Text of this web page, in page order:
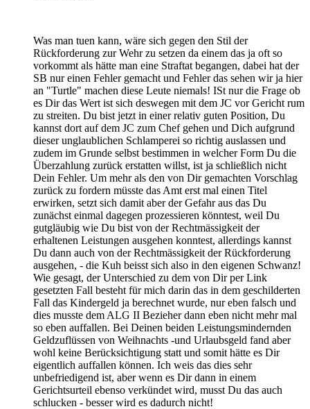
Was man tuen kann, wäre sich gegen den Stil der
Rückforderung zur Wehr zu setzen da einem das ja oft so
vorkommt als hätte man eine Straftat begangen, dabei hat der
SB nur einen Fehler gemacht und Fehler das sehen wir ja hier
an "Turtle" machen diese Leute niemals! ISt nur die Frage ob
es Dir das Wert ist sich deswegen mit dem JC vor Gericht rum
zu streiten. Du bist jetzt in einer relativ guten Position, Du
kannst dort auf dem JC zum Chef gehen und Dich aufgrund
dieser unglaublichen Schlamperei so richtig auslassen und
zudem im Grunde selbst bestimmen in welcher Form Du die
Überzahlung zurück erstatten willst, ist ja schließlich nicht
Dein Fehler. Um mehr als den von Dir gemachten Vorschlag
zurück zu fordern müsste das Amt erst mal einen Titel
erwirken, setzt sich damit aber der Gefahr aus das Du
zunächst einmal dagegen prozessieren könntest, weil Du
gutgläubig wie Du bist von der Rechtmässigkeit der
erhaltenen Leistungen ausgehen konntest, allerdings kannst
Du dann auch von der Rechtmässigkeit der Rückforderung
ausgehen, - die Kuh beisst sich also in den eigenen Schwanz!
Wie gesagt, der Unterschied zu dem von Dir per Link
gesetzten Fall besteht für mich darin das in dem geschilderten
Fall das Kindergeld ja berechnet wurde, nur eben falsch und
dies musste dem ALG II Bezieher dann eben nicht mehr mal
so eben auffallen. Bei Deinen beiden Leistungsmindernden
Geldzuflüssen von Weihnachts -und Urlaubsgeld fand aber
wohl keine Berücksichtigung statt und somit hätte es Dir
eigentlich auffallen können. Ich weis das dies sehr
unbefriedigend ist, aber wenn es Dir dann in einem
Gerichtsurteil ebenso verkündet wird, musst Du das auch
schlucken - besser wird es dadurch nicht!